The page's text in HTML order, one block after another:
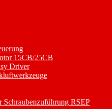
15CB/25CB
Driver
Schraubenzuführung RSEP